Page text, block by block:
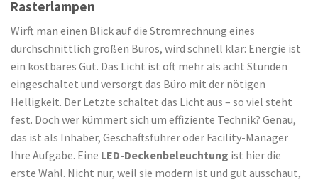
Rasterlampen
Wirft man einen Blick auf die Stromrechnung eines
durchschnittlich großen Büros, wird schnell klar: Energie ist
ein kostbares Gut. Das Licht ist oft mehr als acht Stunden
eingeschaltet und versorgt das Büro mit der nötigen
Helligkeit. Der Letzte schaltet das Licht aus – so viel steht
fest. Doch wer kümmert sich um effiziente Technik? Genau,
das ist als Inhaber, Geschäftsführer oder Facility-Manager
Ihre Aufgabe. Eine LED-Deckenbeleuchtung ist hier die
erste Wahl. Nicht nur, weil sie modern ist und gut ausschaut,